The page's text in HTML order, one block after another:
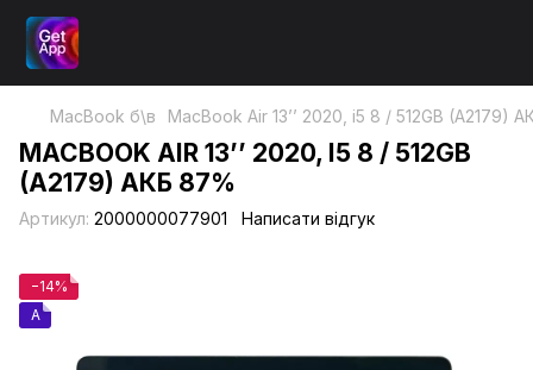
MacBook б\в MacBook Air 13’’ 2020, i5 8 / 512GB (A2179)
MACBOOK AIR 13’’ 2020, I5 8 / 512GB
(A2179) АКБ 87%
Артикул: 2000000077901 Написати відгук
−14%
A